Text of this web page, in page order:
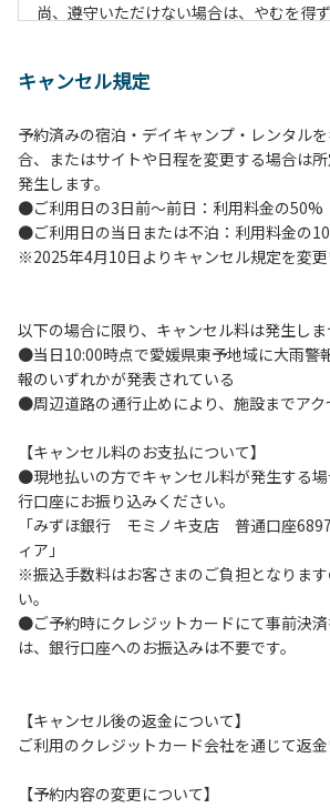
尚、遵守いただけない場合は、やむを得
【ご案内ならびに注意事項】
２．利⽤上のルールを遵守いただき、ご
努めてください。
３．安全管理上、お⼦さまの単独での⾏動
い。
４．ゴミ（炭含む）は全てお持ち帰りくだ
５．暴⼒団等反社会勢⼒及びその関係者な
６．不可抗⼒以外の事由により建造物、家
の物品を損傷、紛失、汚染させた場合に
ていただくことがあります。
７．当キャンプ場内（駐⾞場を含む）での
８．⾞中で宿泊される場合は、必ずエンジ
さい。
９．レンタル品はビジターセンターに返却
【禁⽌事項】
１．花⽕（⼿持ちや打ち上げなど全て）
２．地⾯への直⽕による焚き⽕、BBQ、
３．硬いボールでの野球、キャッチボー
４．芝⽣をいためる恐れのある⾏為
７．申込みされたサイト以外のサイトの利
⾏為
うこと
キャンセル規定
予約済みの宿泊・デイキャンプ・レンタル
合、またはサイトや日程を変更する場合は
発生します。
●ご利用日の3日前～前日：利用料金の50%
●ご利用日の当日または不泊：利用料金の
※2025年4月10日よりキャンセル規定を変更
以下の場合に限り、キャンセル料は発生しま
●当日10:00時点で愛媛県東予地域に大雨警
報のいずれかが発表されている
●周辺道路の通行止めにより、施設までアク
【キャンセル料のお支払について】
●現地払いの方でキャンセル料が発生する
行口座にお振り込みください。
「みずほ銀行 モミノキ支店 普通口座
ィア」
※振込手数料はお客さまのご負担となりま
い。
●ご予約時にクレジットカードにて事前決
は、銀行口座へのお振込みは不要です。
【キャンセル後の返金について】
ご利用のクレジットカード会社を通じて返金
【予約内容の変更について】